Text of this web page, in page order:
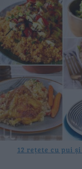
12 rețete cu pui